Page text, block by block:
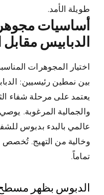
طويلة الأمد.
أساسيات
الدبابيس مقابل
اختيار المجوهرات
بين نمطين رئيسيين:
يعتمد على مرحلة شفاء
والجمالية المرغوبة.
عالمي بالبدء بدبوس
وخالية من التهيج. تُخصص
تماماً.
الدبوس بظهر مسطح: